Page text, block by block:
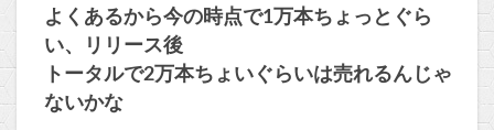
よくあるから今の時点で1万本ちょっとぐら
い、リリース後
トータルで2万本ちょいぐらいは売れるんじゃ
ないかな